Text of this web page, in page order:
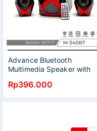
Advance Bluetooth
Multimedia Speaker with
Rp396.000